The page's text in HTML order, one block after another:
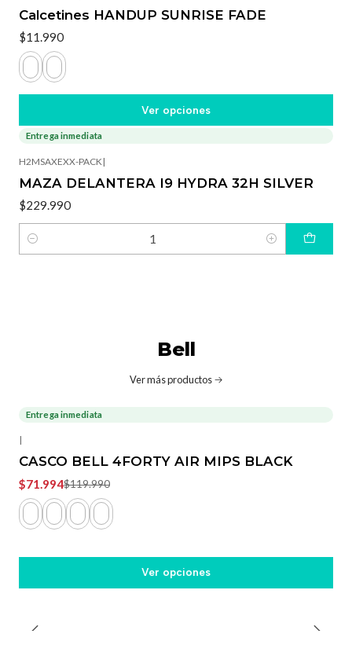
Calcetines HANDUP SUNRISE FADE
$11.990
Ver opciones
Entrega inmediata
H2MSAXEXX-PACK |
MAZA DELANTERA I9 HYDRA 32H SILVER
$229.990
Cantidad
Bell
Ver más productos
-40%
Entrega inmediata
|
CASCO BELL 4FORTY AIR MIPS BLACK
$71.994$119.990
Ver opciones